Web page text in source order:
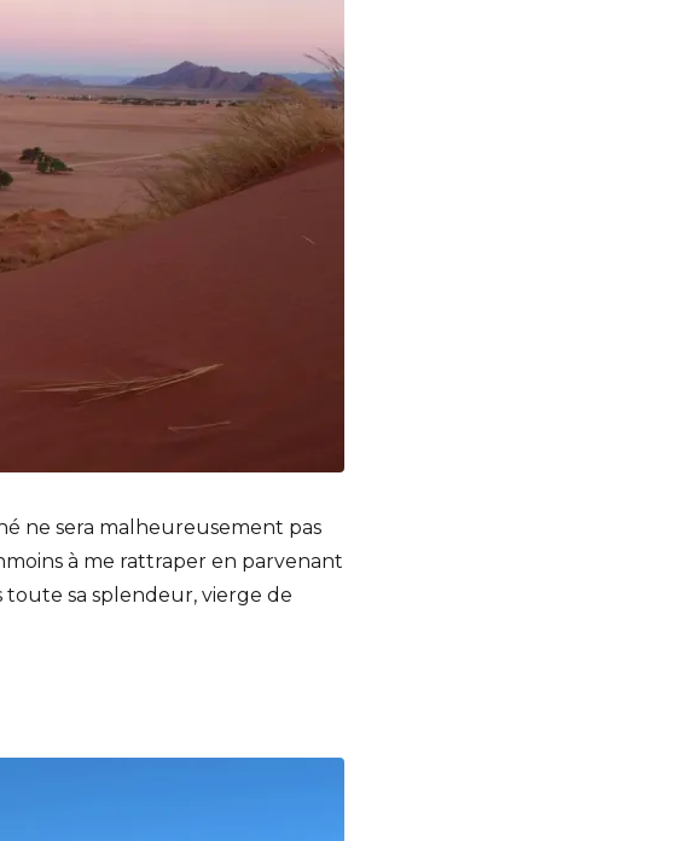
ne sera malheureusement pas
à me rattraper en parvenant
toute sa splendeur, vierge de